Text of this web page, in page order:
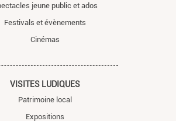
jeune public et ados
Festivals et évènements
Cinémas
VISITES LUDIQUES
Patrimoine local
Expositions